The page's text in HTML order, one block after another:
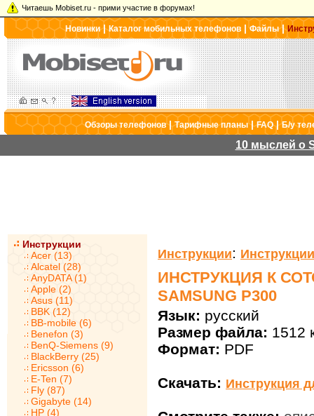
Читаешь Mobiset.ru - прими участие в форумах!
Новинки|Каталог мобильных телефонов |Файлы|
Обзоры телефонов|Тарифные планы|FAQ|Б/у
10 мыслей о
Инструкции
Acer (13)
Alcatel (28)
AnyDATA (1)
Apple (2)
Asus (11)
BBK (12)
BB-mobile (6)
Benefon (3)
BenQ-Siemens (9)
BlackBerry (25)
Ericsson (6)
E-Ten (7)
Fly (87)
Gigabyte (14)
HP (4)
Инструкции:
ИНСТРУКЦИЯ К
SAMSUNG P300
Язык: русский
Размер файла: 1512
Формат: PDF
Скачать: Инструкция